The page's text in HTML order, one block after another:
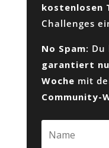
kostenlosen
Challenges
No Spam: Du
garantiert
Woche mit
Community-